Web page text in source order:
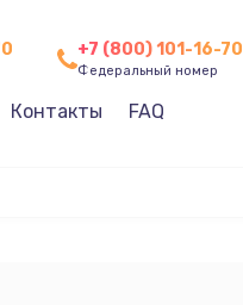
+7 (800) 101-16-70
Федеральный номер
Контакты FAQ